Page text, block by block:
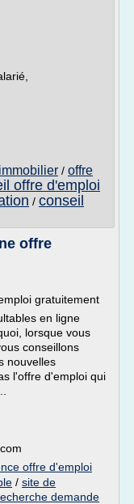
/ offre
offre d'emploi
/ conseil
offre
gratuitement
en ligne
lorsque vous
conseillons
nouvelles
l'offre d'emploi qui
offre d'emploi
/ site de
demande